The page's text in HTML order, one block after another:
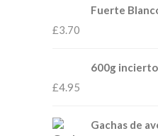
Fuerte
£3.70
600g
£4.95
Gachas de